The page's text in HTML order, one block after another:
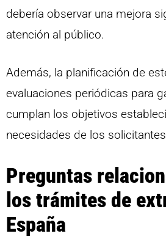
debería observar una mejora
atención al público.
Además, la planificación de
evaluaciones periódicas para
cumplan los objetivos
necesidades de los
Preguntas
los trámites de
España